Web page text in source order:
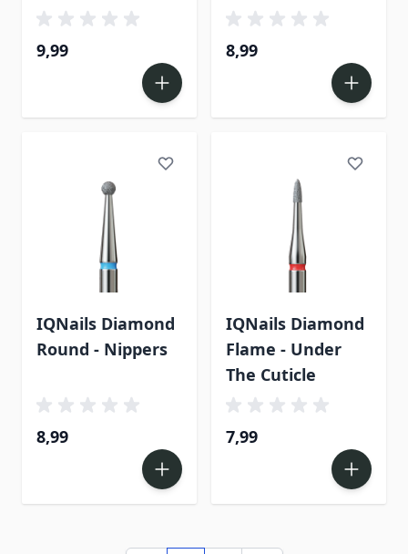
9,99 8,99
IQNails Diamond
Round - Nippers
8,99
IQNails Diamond
Flame - Under
The Cuticle
7,99